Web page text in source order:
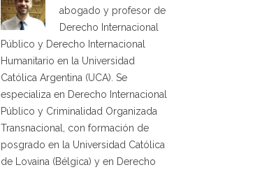
abogado y profesor de
Derecho Internacional
Público y Derecho Internacional
Humanitario en la Universidad
Católica Argentina (UCA). Se
especializa en Derecho Internacional
Público y Criminalidad Organizada
Transnacional, con formación de
posgrado en la Universidad Católica
de Lovaina (Bélgica) y en Derecho